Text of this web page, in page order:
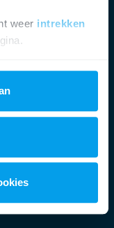
weer intrekken
uw gegevens